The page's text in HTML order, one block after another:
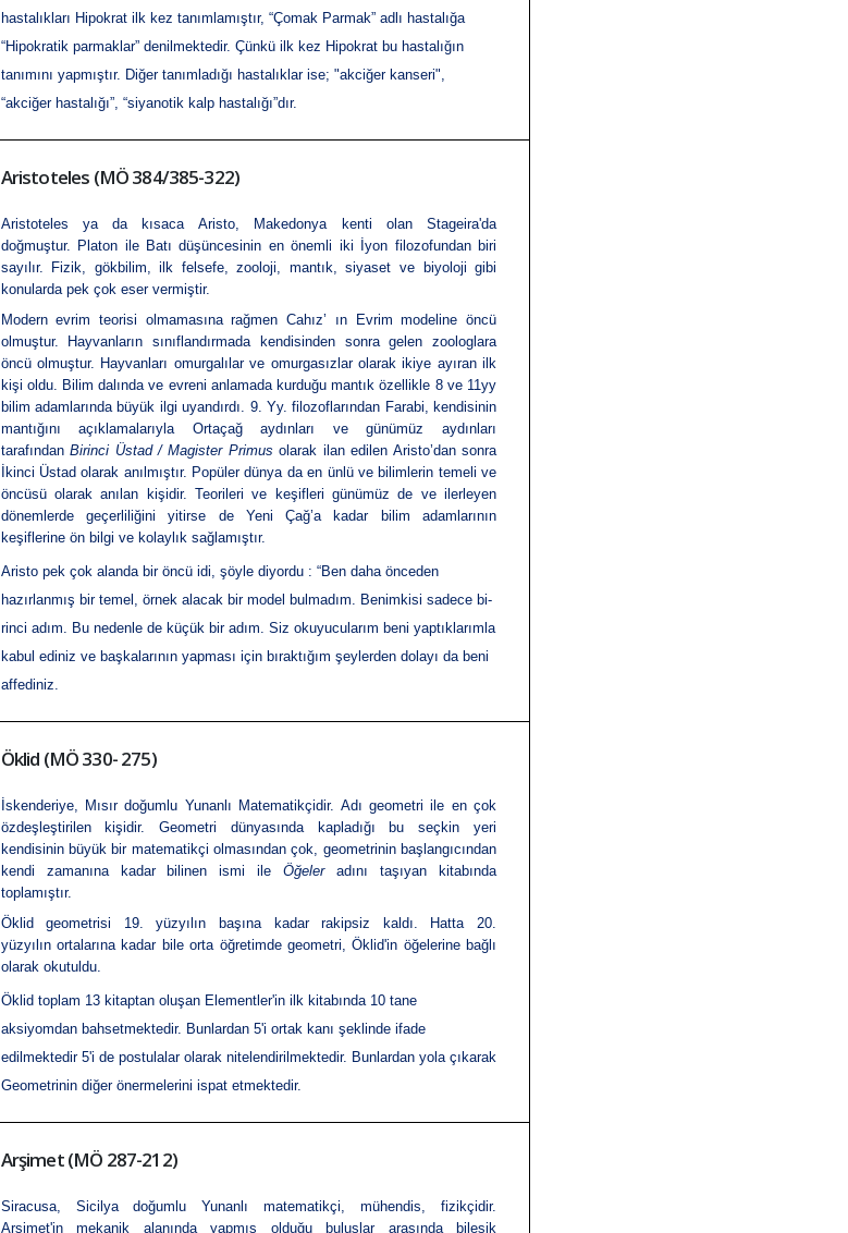
hastalıkları Hipokrat ilk kez tanımlamıştır, “Çomak Parmak” adlı hastalığa
“Hipokratik parmaklar” denilmektedir. Çünkü ilk kez Hipokrat bu hastalığın
tanımını yapmıştır. Diğer tanımladığı hastalıklar ise; "akciğer kanseri",
“akciğer hastalığı”, “siyanotik kalp hastalığı”dır.
Aristoteles (MÖ 384/385-322)
Aristoteles ya da kısaca Aristo, Makedonya kenti olan Stageira'da
doğmuştur. Platon ile Batı düşüncesinin en önemli iki İyon filozofundan biri
sayılır.
Fizik, gökbilim, ilk felsefe,zooloji, mantık,siyaset ve biyoloji gibi
konularda pek çok eser vermiştir.
Modern evrim teorisi olmamasına rağmen Cahız’ ın Evrim modeline öncü
olmuştur. Hayvanların sınıflandırmada kendisinden sonra gelen zoologlara
öncü olmuştur. Hayvanları omurgalılar ve omurgasızlar olarak ikiye ayıran ilk
kişi oldu. Bilim dalında ve evreni anlamada kurduğu mantık özellikle 8 ve 11yy
bilim adamlarında büyük ilgi uyandırdı. 9. Yy. filozoflarından Farabi, kendisinin
mantığını açıklamalarıyla Ortaçağ aydınları ve günümüz aydınları
tarafındanBirinci Üstad / Magister Primusolarak ilan edilen Aristo’dan sonra
İkinci Üstad olarak anılmıştır. Popüler dünya da en ünlü ve bilimlerin temeli ve
öncüsü olarak anılan kişidir. Teorileri ve keşifleri günümüz de ve ilerleyen
dönemlerde geçerliliğini yitirse de Yeni Çağ’a kadar bilim adamlarının
keşiflerine ön bilgi ve kolaylık sağlamıştır.
Aristo pek çok alanda bir öncü idi, şöyle diyor­du : “Ben daha önceden
hazırlanmış bir temel, ör­nek alacak bir model bulmadım. Benimkisi sadece bi­
rinci adım. Bu nedenle de küçük bir adım. Siz okuyucularım beni yaptıklarımla
kabul ediniz ve baş­kalarının yapması için bıraktığım şeylerden dolayı da beni
affediniz.
Öklid (MÖ 330- 275)
İskenderiye, Mısır doğumlu Yunanlı Matematikçidir. Adı geometri ile en çok
özdeşleştirilen kişidir. Geometri dünyasında kapladığı bu seçkin yeri
kendisinin büyük bir matematikçi olmasından çok, geometrinin başlangıcından
kendi zamanına kadar bilinen ismi ileÖğeleradını taşıyan kitabında
toplamıştır.
Öklid geometrisi 19. yüzyılın başına kadar rakipsiz kaldı. Hatta 20.
yüzyılınortalarına kadar bile orta öğretimde geometri, Öklid'in öğelerine bağlı
olarak okutuldu.
Öklid toplam 13 kitaptan oluşan Elementler'in ilk kitabında 10 tane
aksiyomdan bahsetmektedir. Bunlardan 5'i ortak kanı şeklinde ifade
edilmektedir 5'i de postulalar olarak nitelendirilmektedir. Bunlardan yola çıkarak
Geometrinin diğer önermelerini ispat etmektedir.
Arşimet (MÖ 287-212)
Siracusa, Sicilya doğumlu Yunanlı matematikçi, mühendis, fizikçidir.
Arşimet'in mekanik alanında yapmış olduğu buluşlar arasında bileşik